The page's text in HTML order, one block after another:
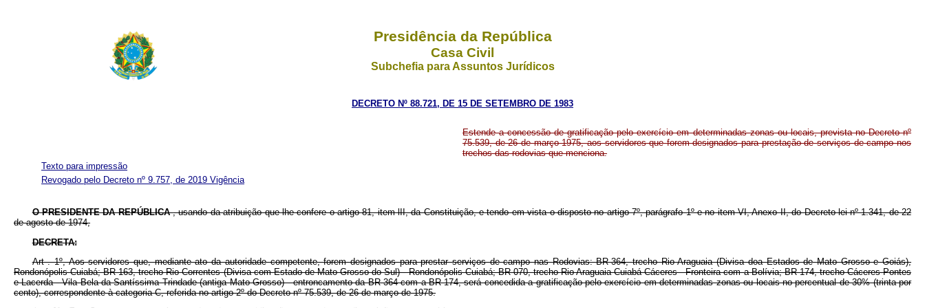
Presidência da República
Casa Civil
Subchefia para Assuntos Jurídicos
DECRETO Nº 88.721, DE 15 DE SETEMBRO DE 1983
Estende a concessão de gratificação pelo exercício em determinadas zonas ou locais, prevista no Decreto nº
75.539, de 26 de março 1975, aos servidores que forem designados para prestação de serviços de campo nos
trechos das rodovias que menciona.
Texto para impressão
Revogado pelo Decreto nº 9.757, de 2019 Vigência
O PRESIDENTE DA REPÚBLICA, usando da atribuição que lhe confere o artigo 81, item lII, da Constituição, e tendo em vista o disposto no artigo 7º, parágrafo 1º e no item VI, Anexo II, do Decreto-lei nº 1.341, de 22
de agosto de 1974,
DECRETA:
Art . 1º, Aos servidores que, mediante ato da autoridade competente, forem designados para prestar serviços de campo nas Rodovias: BR-364, trecho Rio Araguaia (Divisa doa Estados de Mato Grosso e Goiás),
Rondonópolis-Cuiabá; BR-163, trecho Rio Correntes (Divisa com Estado de Mato Grosso do Sul) - Rondonópolis-Cuiabá; BR-070, trecho Rio Araguaia Cuiabá-Cáceres - Fronteira com a Bolívia; BR-174, trecho Cáceres-Pontes
e Lacerda - Vila Bela da Santíssima Trindade (antiga Mato Grosso) - entroncamento da BR-364 com a BR-174, será concedida a gratificação pelo exercício em determinadas zonas ou locais no percentual de 30% (trinta por
cento), correspondente à categoria C, referida no artigo 2º do Decreto nº 75.539, de 26 de março de 1975.